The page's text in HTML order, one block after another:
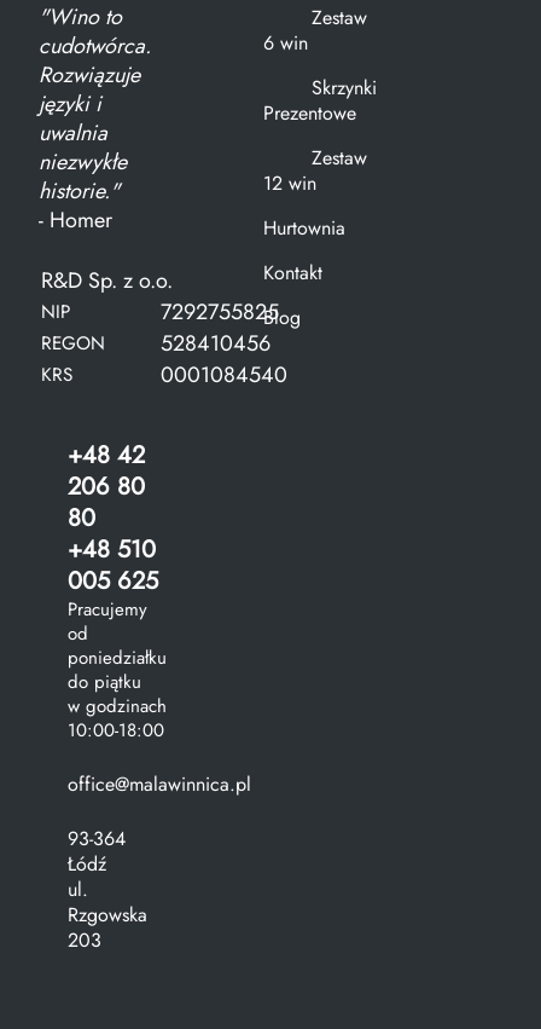
"Wino to
cudotwórca.
Rozwiązuje
języki i
uwalnia
niezwykłe
historie."
- Homer
R&D Sp. z o.o.
NIP 7292755825
REGON 528410456
KRS 0001084540
+48 42
206 80
80
+48 510
005 625
Pracujemy
od
poniedziałku
do piątku
w godzinach
10:00-18:00
office@malawinnica.pl
93-364
Łódź
ul.
Rzgowska
203
Zestaw
6 win
Skrzynki
Prezentowe
Zestaw
12 win
Hurtownia
Kontakt
Blog